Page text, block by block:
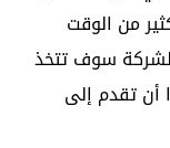
من الوقت
سوف تتخذ
أن تقدم إلى